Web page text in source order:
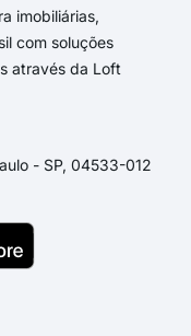
imobiliárias,
com soluções
através da Loft
- SP, 04533-012